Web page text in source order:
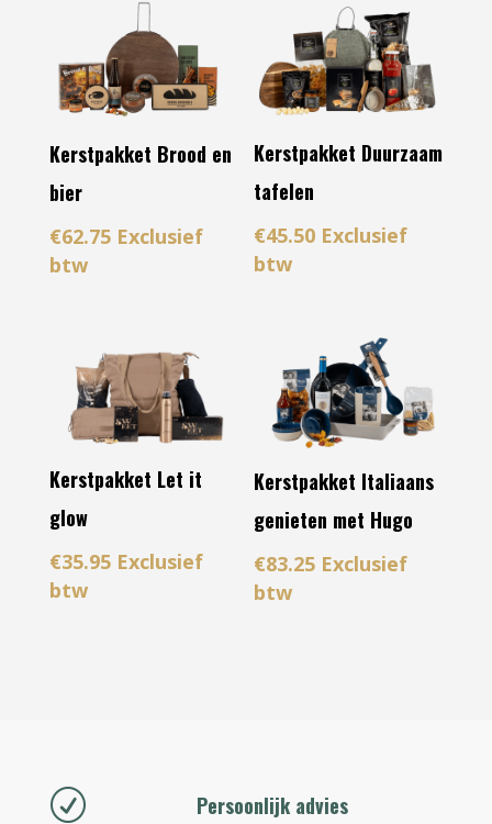
Kerstpakket Brood en
bier
€62.75 Exclusief
btw
Kerstpakket Duurzaam
tafelen
€45.50 Exclusief
btw
Kerstpakket Let it
glow
€35.95 Exclusief
btw
Kerstpakket Italiaans
genieten met Hugo
€83.25 Exclusief
btw
R Persoonlijk advies